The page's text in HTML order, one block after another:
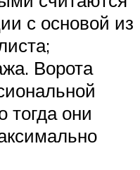
с основой из
Ворота
тогда они